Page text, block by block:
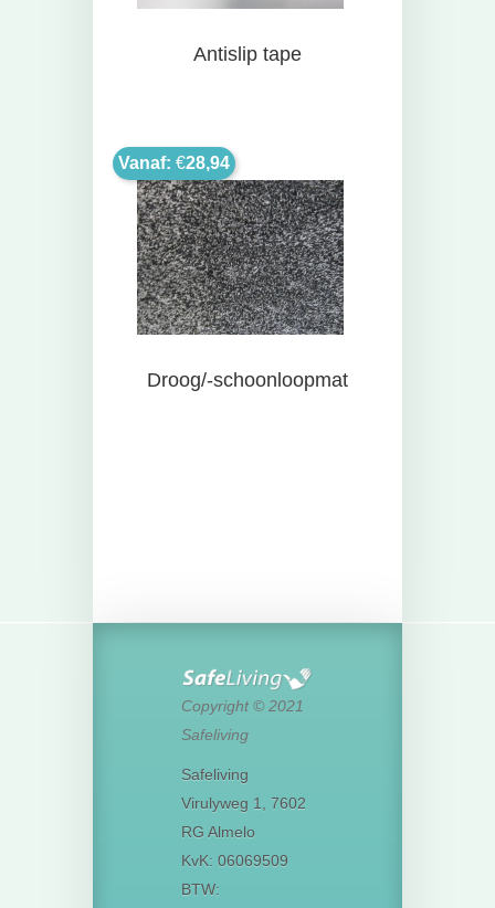
Antislip tape
Droog/-schoonloopmat
Vanaf: €28,94
Copyright © 2021
Safeliving
Safeliving
Virulyweg 1, 7602
RG Almelo
KvK: 06069509
BTW: